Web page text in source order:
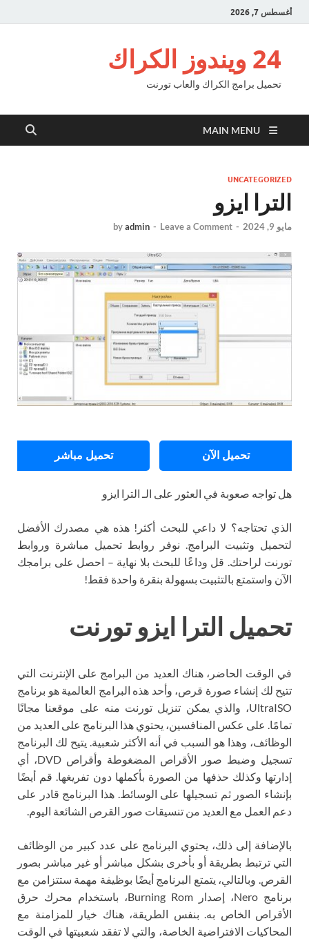
أغسطس 7, 2026
24 ويندوز الكراك
تحميل برامج الكراك والعاب تورنت
MAIN MENU
UNCATEGORIZED
الترا ايزو
مايو 9, 2024 -
byadmin - Leave a Comment
تحميل الآن تحميل مباشر
هل تواجه صعوبة في العثور على الـ الترا ايزو
الذي تحتاجه؟ لا داعي للبحث أكثر! هذه هي مصدرك الأفضل
لتحميل وتثبيت البرامج. نوفر روابط تحميل مباشرة وروابط
تورنت لراحتك. قل وداعًا للبحث بلا نهاية – احصل على برامجك
الآن واستمتع بالتثبيت بسهولة بنقرة واحدة فقط!
تحميل الترا ايزو تورنت
في الوقت الحاضر، هناك العديد من البرامج على الإنترنت التي
تتيح لك إنشاء صورة قرص، وأحد هذه البرامج العالمية هو برنامج
UltraISO، والذي يمكن تنزيل تورنت منه على موقعنا مجانًا
تمامًا. على عكس المنافسين، يحتوي هذا البرنامج على العديد من
الوظائف، وهذا هو السبب في أنه الأكثر شعبية. يتيح لك البرنامج
تسجيل وضبط صور الأقراص المضغوطة وأقراص DVD، أي
إدارتها وكذلك حذفها من الصورة بأكملها دون تفريغها. قم أيضًا
بإنشاء الصور ثم تسجيلها على الوسائط. هذا البرنامج قادر على
دعم العمل مع العديد من تنسيقات صور القرص الشائعة اليوم.
بالإضافة إلى ذلك، يحتوي البرنامج على عدد كبير من الوظائف
التي ترتبط بطريقة أو بأخرى بشكل مباشر أو غير مباشر بصور
القرص. وبالتالي، يتمتع البرنامج أيضًا بوظيفة مهمة ستتزامن مع
برنامج Nero، إصدار Burning Rom، باستخدام محرك حرق
الأقراص الخاص به. بنفس الطريقة، هناك خيار للمزامنة مع
المحاكيات الافتراضية الخاصة، والتي لا تفقد شعبيتها في الوقت